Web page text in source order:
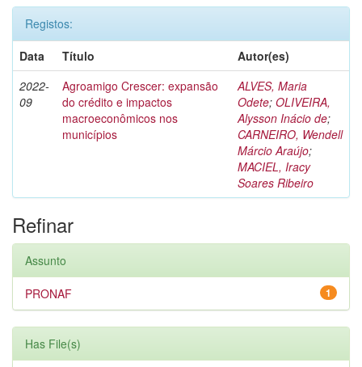
Registos:
Data
Título
Autor(es)
2022-
09
Agroamigo Crescer: expansão
do crédito e impactos
macroeconômicos nos
municípios
ALVES, Maria
Odete; OLIVEIRA,
Alysson Inácio de;
CARNEIRO, Wendell
Márcio Araújo;
MACIEL, Iracy
Soares Ribeiro
Refinar
Assunto
1
PRONAF
Has File(s)